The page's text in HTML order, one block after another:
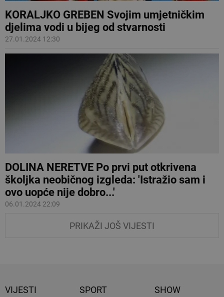
KORALJKO GREBEN Svojim umjetničkim
djelima vodi u bijeg od stvarnosti
27.01.2024 12:30
DOLINA NERETVE Po prvi put otkrivena
školjka neobičnog izgleda: 'Istražio sam i
ovo uopće nije dobro...'
06.01.2024 22:09
PRIKAŽI JOŠ VIJESTI
VIJESTI SPORT SHOW